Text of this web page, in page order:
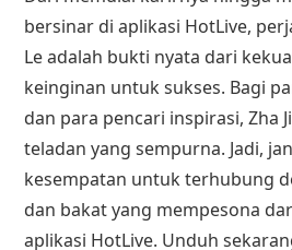
bersinar di aplikasi HotLive,
Le adalah bukti nyata dari
keinginan untuk sukses. Bagi
dan para pencari inspirasi, Zha
teladan yang sempurna. Jadi,
kesempatan untuk terhubung
dan bakat yang mempesona
aplikasi HotLive. Unduh